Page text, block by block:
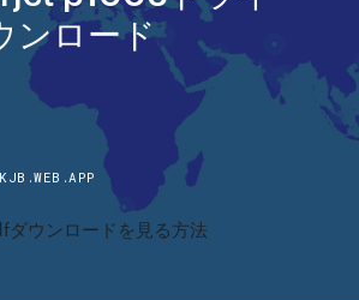
ンロード
ダウンロードを見る方法